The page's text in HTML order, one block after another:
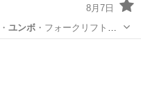
8月7日
ユンボ・フォークリフト・